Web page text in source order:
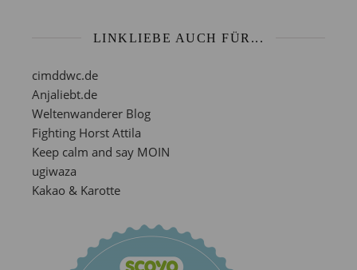
LINKLIEBE AUCH FÜR...
cimddwc.de
Anjaliebt.de
Weltenwanderer Blog
Fighting Horst Attila
Keep calm and say MOIN
ugiwaza
Kakao & Karotte